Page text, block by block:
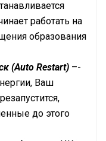
работать на
образования
(Auto Restart) –-
Ваш
до этого